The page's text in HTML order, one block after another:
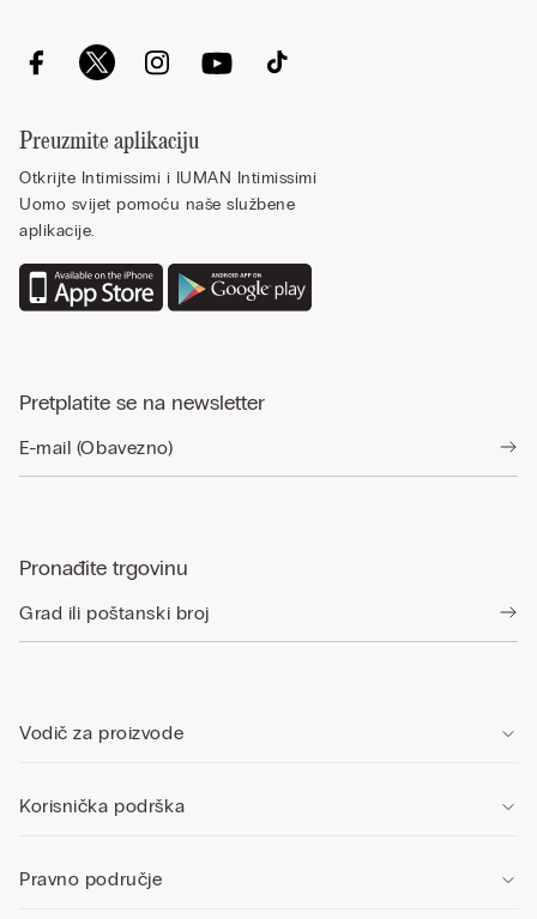
Preuzmite aplikaciju
Otkrijte Intimissimi i IUMAN Intimissimi
Uomo svijet pomoću naše službene
aplikacije.
Pretplatite se na newsletter
Pronađite trgovinu
Vodič za proizvode
Korisnička podrška
Pravno područje